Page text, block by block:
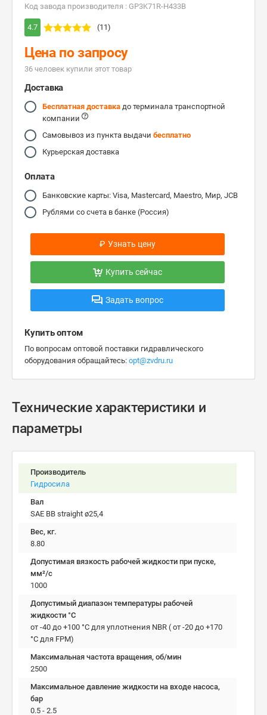
Код завода производителя : GP3K71R-H433B
4.7 (11)
Цена по запросу
36 человек купили этот товар
Доставка
Бесплатная доставка до терминала транспортной
компании
Самовывоз из пункта выдачи бесплатно
Курьерская доставка
Оплата
Банковские карты: Visa, Mastercard, Maestro, Мир, JCB
Рублями со счета в банке (Россия)
₽ Узнать цену
Купить сейчас
Задать вопрос
Купить оптом
По вопросам оптовой поставки гидравлического
оборудования обращайтесь: opt@zvdru.ru
Технические характеристики и
параметры
Производитель
Гидросила
Вал
SAE ВB straight ø25,4
Вес, кг.
8.80
Допустимая вязкость рабочей жидкости при пуске,
мм²/c
1000
Допустимый диапазон температуры рабочей
жидкости °C
от -40 до +100 °С для уплотнения NBR ( от -20 до +170
°С для FPM)
Максимальная частота вращения, об/мин
2500
Максимальное давление жидкости на входе насоса,
бар
0.5 - 2.5